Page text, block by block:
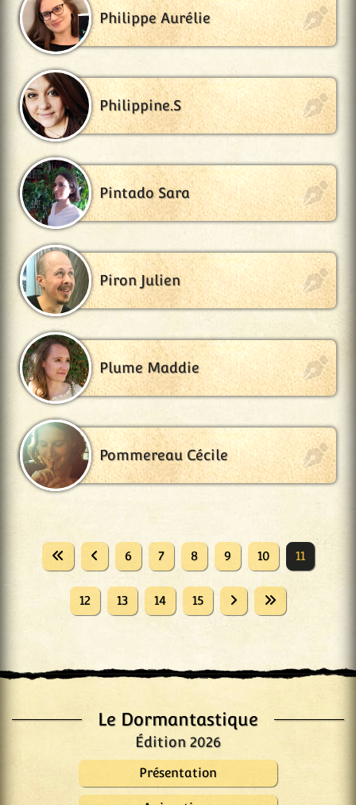
Le Dormantastique
Édition 2026
Présentation
Philippe Aurélie
Philippine.S
Pintado Sara
Piron Julien
Plume Maddie
Pommereau Cécile
6 7 8 9 10 11
12 13 14 15